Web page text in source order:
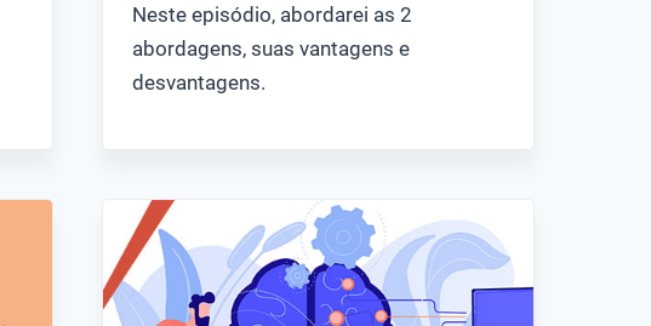
Neste episódio, abordarei as 2
abordagens, suas vantagens e
desvantagens.